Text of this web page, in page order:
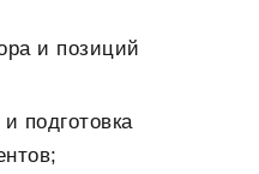
и позиций
подготовка